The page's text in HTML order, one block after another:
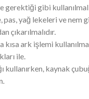
gerektiği gibi
pas, yağ lekeleri ve nem
çıkarılmalıdır.
kısa ark işlemi
ile.
kullanırken, kaynak